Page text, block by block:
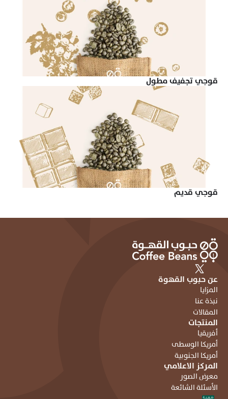
قوجي تجفيف مطول
قوجي قديم
المركز الاعلامي
معرض الصور
الأسئلة الشائعة
المنتجات
أفريقيا
أمريكا الوسطى
أمريكا الجنوبية
عن حبوب القهوة
المزايا
نبذة عنا
المقالات